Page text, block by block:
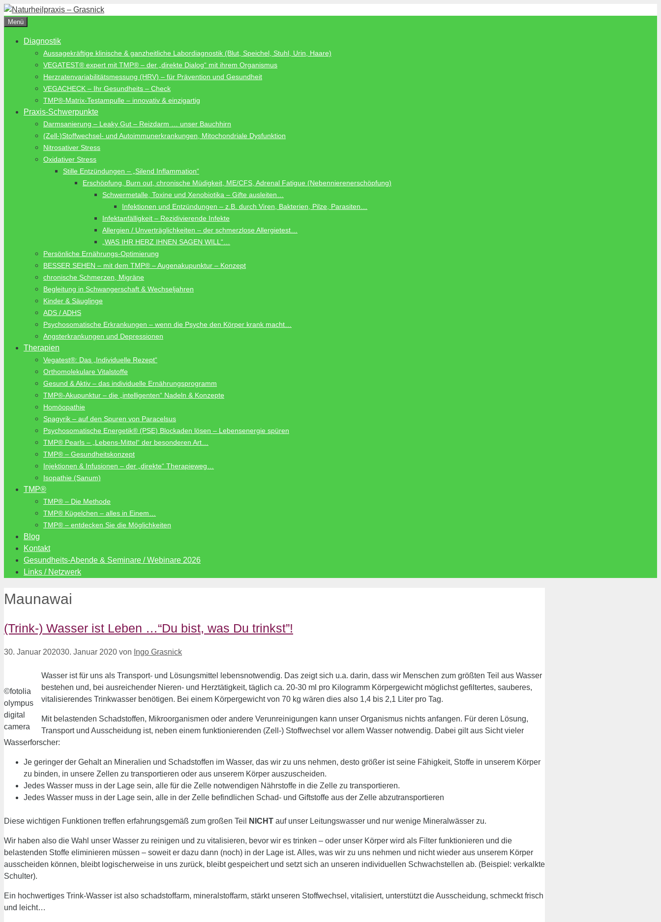
Zum
Inhalt
Menü
Diagnostik
Aussagekräftige klinische & ganzheitliche Labordiagnostik (Blut, Speichel, Stuhl, Urin, Haare)
VEGATEST® expert mit TMP® – der „direkte Dialog“ mit ihrem Organismus
Herzratenvariabilitätsmessung (HRV) – für Prävention und Gesundheit
VEGACHECK – Ihr Gesundheits – Check
TMP®-Matrix-Testampulle – innovativ & einzigartig
Praxis-Schwerpunkte
Darmsanierung – Leaky Gut – Reizdarm … unser Bauchhirn
(Zell-)Stoffwechsel- und Autoimmunerkrankungen, Mitochondriale Dysfunktion
Nitrosativer Stress
Oxidativer Stress
Stille Entzündungen – „Silend Inflammation“
Erschöpfung, Burn out, chronische Müdigkeit, ME/CFS, Adrenal Fatigue (Nebennierenerschöpfung)
Schwermetalle, Toxine und Xenobiotika – Gifte ausleiten…
Infektionen und Entzündungen – z.B. durch Viren, Bakterien, Pilze, Parasiten…
Infektanfälligkeit – Rezidivierende Infekte
Allergien / Unverträglichkeiten – der schmerzlose Allergietest…
„WAS IHR HERZ IHNEN SAGEN WILL“…
Persönliche Ernährungs-Optimierung
BESSER SEHEN – mit dem TMP® – Augenakupunktur – Konzept
chronische Schmerzen, Migräne
Begleitung in Schwangerschaft & Wechseljahren
Kinder & Säuglinge
ADS / ADHS
Psychosomatische Erkrankungen – wenn die Psyche den Körper krank macht…
Angsterkrankungen und Depressionen
Therapien
Vegatest®: Das „Individuelle Rezept“
Orthomolekulare Vitalstoffe
Gesund & Aktiv – das individuelle Ernährungsprogramm
TMP®-Akupunktur – die „intelligenten“ Nadeln & Konzepte
Homöopathie
Spagyrik – auf den Spuren von Paracelsus
Psychosomatische Energetik® (PSE) Blockaden lösen – Lebensenergie spüren
TMP® Pearls – „Lebens-Mittel“ der besonderen Art…
TMP® – Gesundheitskonzept
Injektionen & Infusionen – der „direkte“ Therapieweg…
Isopathie (Sanum)
TMP®
TMP® – Die Methode
TMP® Kügelchen – alles in Einem…
TMP® – entdecken Sie die Möglichkeiten
Blog
Kontakt
Gesundheits-Abende & Seminare / Webinare 2026
Links / Netzwerk
Maunawai
(Trink-) Wasser ist Leben …“Du bist, was Du trinkst”!
30. Januar 202030. Januar 2020 von Ingo Grasnick
©fotolia
olympus
digital
camera
Wasser ist für uns als Transport- und Lösungsmittel lebensnotwendig. Das zeigt sich u.a. darin, dass wir Menschen zum größten Teil aus Wasser
bestehen und, bei ausreichender Nieren- und Herztätigkeit, täglich ca. 20-30 ml pro Kilogramm Körpergewicht möglichst gefiltertes, sauberes,
vitalisierendes Trinkwasser benötigen. Bei einem Körpergewicht von 70 kg wären dies also 1,4 bis 2,1 Liter pro Tag.
Mit belastenden Schadstoffen, Mikroorganismen oder andere Verunreinigungen kann unser Organismus nichts anfangen. Für deren Lösung,
Transport und Ausscheidung ist, neben einem funktionierenden (Zell-) Stoffwechsel vor allem Wasser notwendig. Dabei gilt aus Sicht vieler
Wasserforscher:
Je geringer der Gehalt an Mineralien und Schadstoffen im Wasser, das wir zu uns nehmen, desto größer ist seine Fähigkeit, Stoffe in unserem Körper
zu binden, in unsere Zellen zu transportieren oder aus unserem Körper auszuscheiden.
Jedes Wasser muss in der Lage sein, alle für die Zelle notwendigen Nährstoffe in die Zelle zu transportieren.
Jedes Wasser muss in der Lage sein, alle in der Zelle befindlichen Schad- und Giftstoffe aus der Zelle abzutransportieren
Diese wichtigen Funktionen treffen erfahrungsgemäß zum großen Teil NICHT auf unser Leitungswasser und nur wenige Mineralwässer zu.
Wir haben also die Wahl unser Wasser zu reinigen und zu vitalisieren, bevor wir es trinken – oder unser Körper wird als Filter funktionieren und die
belastenden Stoffe eliminieren müssen – soweit er dazu dann (noch) in der Lage ist. Alles, was wir zu uns nehmen und nicht wieder aus unserem Körper
ausscheiden können, bleibt logischerweise in uns zurück, bleibt gespeichert und setzt sich an unseren individuellen Schwachstellen ab. (Beispiel: verkalkte
Schulter).
Ein hochwertiges Trink-Wasser ist also schadstoffarm, mineralstoffarm, stärkt unseren Stoffwechsel, vitalisiert, unterstützt die Ausscheidung, schmeckt frisch
und leicht…